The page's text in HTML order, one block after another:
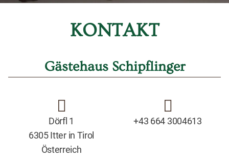
KONTAKT
Gästehaus Schipflinger
Dörfl 1
6305 Itter in Tirol
Österreich
+43 664 3004613